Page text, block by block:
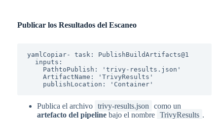
Publicar los Resultados del Escaneo
yamlCopiar- task: PublishBuildArtifacts@1
Publica el archivo trivy-results.json
como un
artefacto del pipelinebajo el nombre TrivyResults .